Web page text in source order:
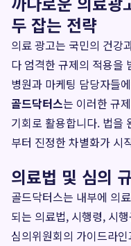
두 잡는 전략
의료 광고는 국민의 건강
다 엄격한 규제의 적용을
병원과 마케팅 담당자들
골드닥터스는 이러한 규
기회로 활용합니다. 법을
부터 진정한 차별화가 시
의료법 및 심의
골드닥터스는 내부에 의
되는 의료법, 시행령, 시
심의위원회의 가이드라